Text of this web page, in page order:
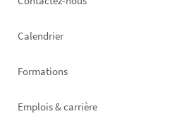
Calendrier
Formations
Emplois & carrière